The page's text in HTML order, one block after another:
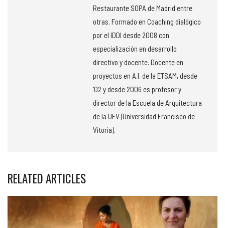
Restaurante SOPA de Madrid entre
otras. Formado en Coaching dialógico
por el IDDI desde 2008 con
especialización en desarrollo
directivo y docente. Docente en
proyectos en A.I. de la ETSAM, desde
'02 y desde 2006 es profesor y
director de la Escuela de Arquitectura
de la UFV (Universidad Francisco de
Vitoria).
RELATED ARTICLES